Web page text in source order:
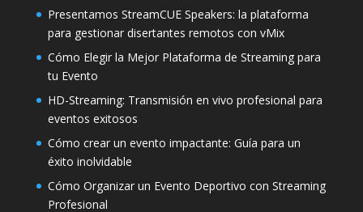
Presentamos StreamCUE Speakers: la plataforma
para gestionar disertantes remotos con vMix
Cómo Elegir la Mejor Plataforma de Streaming para
tu Evento
HD-Streaming: Transmisión en vivo profesional para
eventos exitosos
Cómo crear un evento impactante: Guía para un
éxito inolvidable
Cómo Organizar un Evento Deportivo con Streaming
Profesional